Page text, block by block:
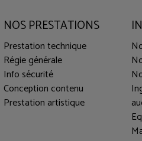
NOS PRESTATIONS
Prestation technique
Régie générale
Info sécurité
Conception contenu
Prestation artistique